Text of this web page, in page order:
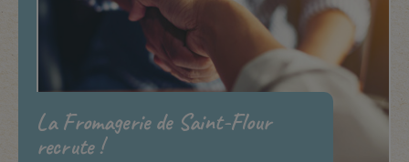
La Fromagerie de Saint-Flour
recrute !